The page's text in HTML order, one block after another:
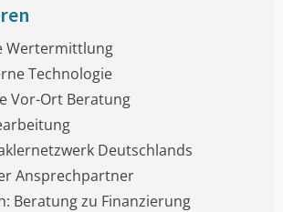
Wertermittlung
Technologie
Vor-Ort Beratung
Deutschlands
Ansprechpartner
Beratung zu Finanzierung